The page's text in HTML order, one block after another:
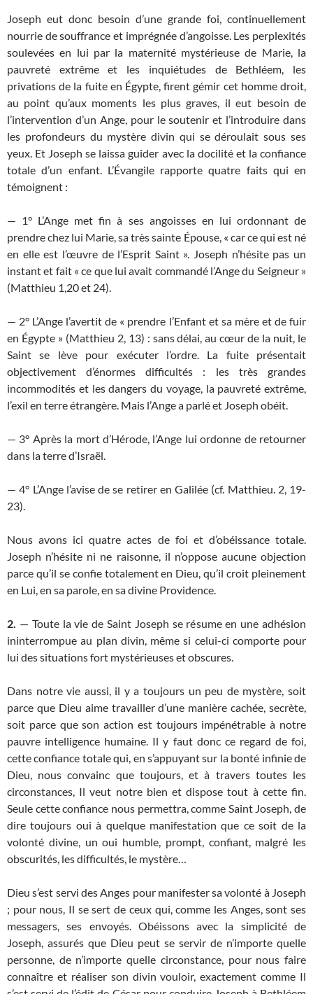
Joseph eut donc besoin d’une grande foi, continuellement
nourrie de souffrance et impré­gnée d’angoisse. Les perplexités
soulevées en lui par la maternité mystérieuse de Marie, la
pauvreté extrême et les inquiétudes de Bethléem, les
privations de la fuite en Égypte, firent gémir cet homme droit,
au point qu’aux moments les plus graves, il eut besoin de
l’intervention d’un Ange, pour le soutenir et l’introduire dans
les profon­deurs du mystère divin qui se déroulait sous ses
yeux. Et Joseph se laissa guider avec la docilité et la confiance
totale d’un enfant. L’Évangile rapporte quatre faits qui en
témoignent :
— 1° L’Ange met fin à ses angoisses en lui ordonnant de
prendre chez lui Marie, sa très sainte Épouse, « car ce qui est né
en elle est l’œuvre de l’Esprit Saint ». Joseph n’hésite pas un
instant et fait « ce que lui avait commandé l’Ange du Seigneur »
(Matthieu 1,20 et 24).
— 2° L’Ange l’avertit de « prendre l’Enfant et sa mère et de fuir
en Égypte » (Matthieu 2, 13) : sans délai, au cœur de la nuit, le
Saint se lève pour exécuter l’ordre. La fuite présentait
objective­ment d’énormes difficultés : les très grandes
incommodités et les dangers du voyage, la pauvreté extrême,
l’exil en terre étrangère. Mais l’Ange a parlé et Joseph obéit.
— 3° Après la mort d’Hérode, l’Ange lui ordonne de retourner
dans la terre d’Israël.
— 4° L’Ange l’avise de se retirer en Galilée (cf. Matthieu. 2, 19-
23).
Nous avons ici quatre actes de foi et d’obéissance totale.
Joseph n’hésite ni ne raisonne, il n’oppose aucune objec­tion
parce qu’il se confie totalement en Dieu, qu’il croit pleinement
en Lui, en sa parole, en sa divine Providence.
2. — Toute la vie de Saint Joseph se résume en une adhé­sion
ininterrompue au plan divin, même si celui-ci comporte pour
lui des situations fort mystérieuses et obscures.
Dans notre vie aussi, il y a toujours un peu de mystère, soit
parce que Dieu aime travailler d’une manière cachée, secrète,
soit parce que son action est toujours impénétrable à notre
pauvre intelligence humaine. Il y faut donc ce regard de foi,
cette confiance totale qui, en s’appuyant sur la bonté infinie de
Dieu, nous convainc que toujours, et à travers toutes les
circonstances, Il veut notre bien et dispose tout à cette fin.
Seule cette confiance nous permettra, comme Saint Joseph, de
dire toujours oui à quelque manifestation que ce soit de la
volonté divine, un oui humble, prompt, confiant, malgré les
obscurités, les difficultés, le mystère…
Dieu s’est servi des Anges pour manifester sa volonté à Joseph
; pour nous, Il se sert de ceux qui, comme les Anges, sont ses
messagers, ses envoyés. Obéissons avec la simplicité de
Joseph, assurés que Dieu peut se servir de n’importe quelle
personne, de n’importe quelle circonstance, pour nous faire
connaître et réaliser son divin vouloir, exactement comme Il